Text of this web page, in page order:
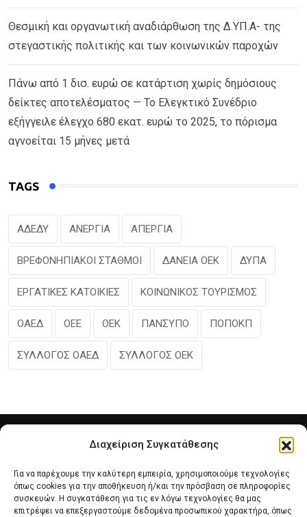
Διαχείριση Συγκατάθεσης
Για να παρέχουμε την καλύτερη εμπειρία, χρησιμοποιούμε τεχνολογίες
όπως cookies για την αποθήκευση ή/και την πρόσβαση σε πληροφορίες
συσκευών. Η συγκατάθεση για τις εν λόγω τεχνολογίες θα μας
επιτρέψει να επεξεργαστούμε δεδομένα προσωπικού χαρακτήρα, όπως
Θεσμική και οργανωτική αναδιάρθωση της Δ.ΥΠ.Α- της
στεγαστικής πολιτικής και των κοινωνικών παροχών
Πάνω από 1 δισ. ευρώ σε κατάρτιση χωρίς δημόσιους
δείκτες αποτελέσματος — Το Ελεγκτικό Συνέδριο
εξήγγειλε έλεγχο 680 εκατ. ευρώ το 2025, το πόρισμα
αγνοείται 15 μήνες μετά
TAGS
ΑΔΕΔΥ ΑΝΕΡΓΙΑ ΑΠΕΡΓΙΑ
ΒΡΕΦΟΝΗΠΙΑΚΟΙ ΣΤΑΘΜΟΙ ΔΑΝΕΙΑ ΟΕΚ ΔΥΠΑ
ΕΡΓΑΤΙΚΕΣ ΚΑΤΟΙΚΙΕΣ ΚΟΙΝΩΝΙΚΟΣ ΤΟΥΡΙΣΜΟΣ
ΟΑΕΔ ΟΕΕ ΟΕΚ ΠΑΝΣΥΠΟ ΠΟΠΟΚΠ
ΣΥΛΛΟΓΟΣ ΟΑΕΔ ΣΥΛΛΟΓΟΣ ΟΕΚ